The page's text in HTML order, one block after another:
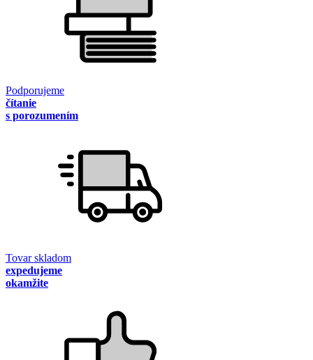
Podporujeme
čítanie
s porozumením
Tovar skladom
expedujeme
okamžite